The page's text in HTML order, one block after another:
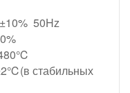
50Hz
стабильных